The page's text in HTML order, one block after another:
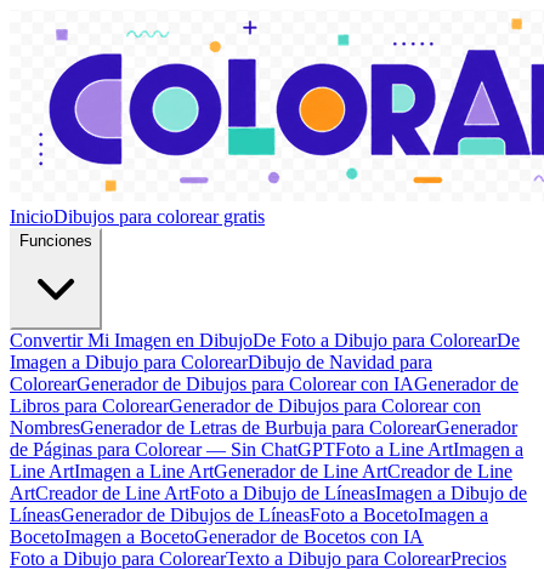
InicioDibujos para colorear gratis
Funciones
Convertir Mi Imagen en DibujoDe Foto a Dibujo para ColorearDe
Imagen a Dibujo para ColorearDibujo de Navidad para
ColorearGenerador de Dibujos para Colorear con IAGenerador de
Libros para ColorearGenerador de Dibujos para Colorear con
NombresGenerador de Letras de Burbuja para ColorearGenerador
de Páginas para Colorear — Sin ChatGPTFoto a Line ArtImagen a
Line ArtImagen a Line ArtGenerador de Line ArtCreador de Line
ArtCreador de Line ArtFoto a Dibujo de LíneasImagen a Dibujo de
LíneasGenerador de Dibujos de LíneasFoto a BocetoImagen a
BocetoImagen a BocetoGenerador de Bocetos con IA
Foto a Dibujo para ColorearTexto a Dibujo para ColorearPrecios